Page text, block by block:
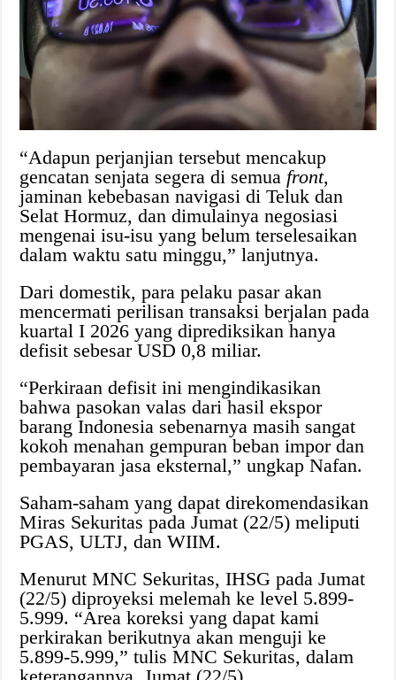
“Adapun perjanjian tersebut mencakup
gencatan senjata segera di semua front,
jaminan kebebasan navigasi di Teluk dan
Selat Hormuz, dan dimulainya negosiasi
mengenai isu-isu yang belum terselesaikan
dalam waktu satu minggu,” lanjutnya.
Dari domestik, para pelaku pasar akan
mencermati perilisan transaksi berjalan pada
kuartal I 2026 yang diprediksikan hanya
defisit sebesar USD 0,8 miliar.
“Perkiraan defisit ini mengindikasikan
bahwa pasokan valas dari hasil ekspor
barang Indonesia sebenarnya masih sangat
kokoh menahan gempuran beban impor dan
pembayaran jasa eksternal,” ungkap Nafan.
Saham-saham yang dapat direkomendasikan
Miras Sekuritas pada Jumat (22/5) meliputi
PGAS, ULTJ, dan WIIM.
Menurut MNC Sekuritas, IHSG pada Jumat
(22/5) diproyeksi melemah ke level 5.899-
5.999. “Area koreksi yang dapat kami
perkirakan berikutnya akan menguji ke
5.899-5.999,” tulis MNC Sekuritas, dalam